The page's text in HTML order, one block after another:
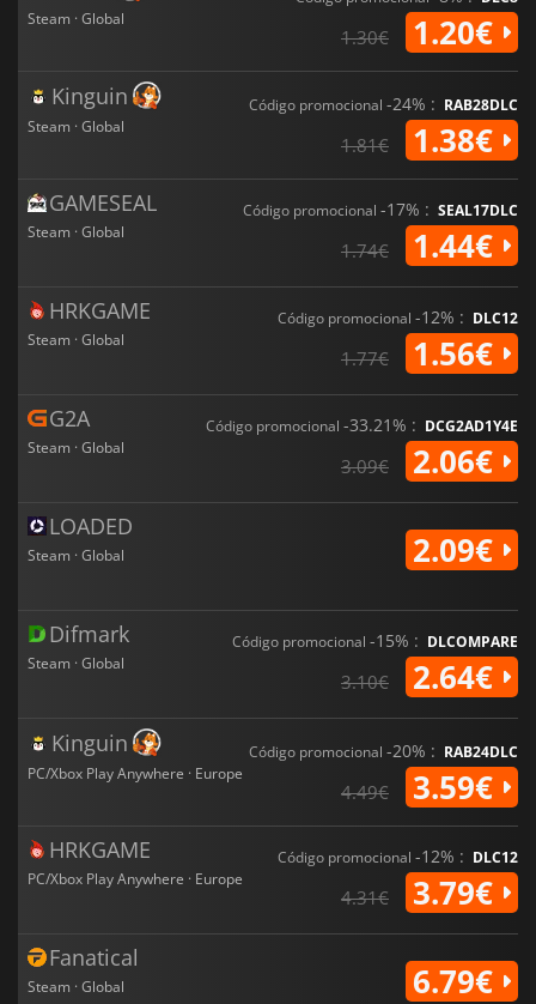
Steam · Global
1.30€ 1.20€
Kinguin
Steam · Global
Código promocional -24% : RAB28DLC
1.81€ 1.38€
GAMESEAL
Steam · Global
Código promocional -17% : SEAL17DLC
1.74€ 1.44€
HRKGAME
Steam · Global
Código promocional -12% : DLC12
1.77€ 1.56€
G2A
Steam · Global
Código promocional -33.21% : DCG2AD1Y4E
3.09€ 2.06€
LOADED
Steam · Global 2.09€
Difmark
Steam · Global
Código promocional -15% : DLCOMPARE
3.10€ 2.64€
Kinguin
PC/Xbox Play Anywhere · Europe
Código promocional -20% : RAB24DLC
4.49€ 3.59€
HRKGAME
PC/Xbox Play Anywhere · Europe
Código promocional -12% : DLC12
4.31€ 3.79€
Fanatical
Steam · Global 6.79€